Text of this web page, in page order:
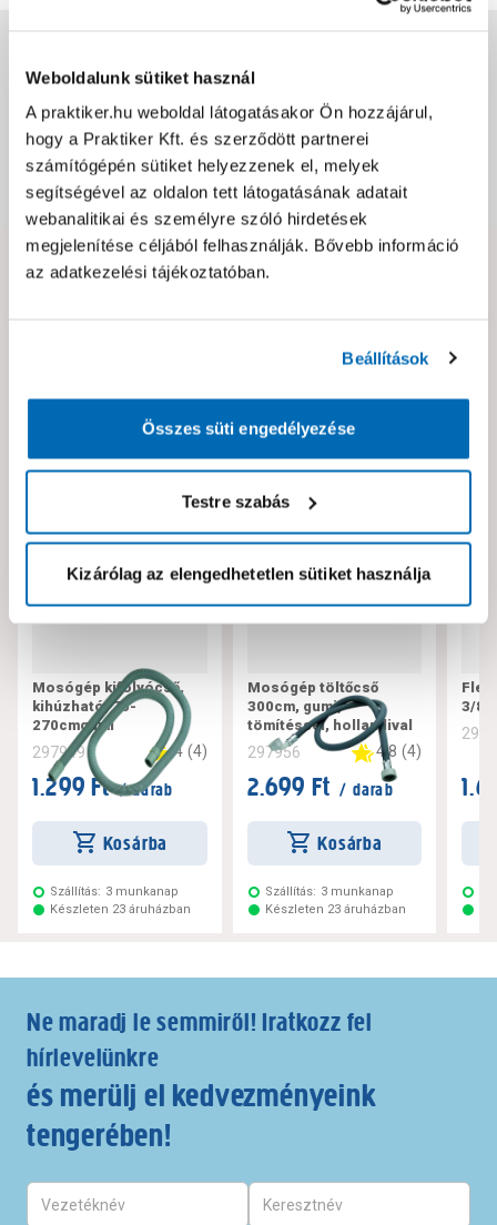
Weboldalunk sütiket használ
A praktiker.hu weboldal látogatásakor Ön hozzájárul,
hogy a Praktiker Kft. és szerződött partnerei
számítógépén sütiket helyezzenek el, melyek
segítségével az oldalon tett látogatásának adatait
webanalitikai és személyre szóló hirdetések
megjelenítése céljából felhasználják. Bővebb információ
az adatkezelési tájékoztatóban.
Beállítások
Összes süti engedélyezése
Testre szabás
Kizárólag az elengedhetetlen sütiket használja
Csomagolási és súly információk
Dokumentumok, felelős személy
Hibát találtál az oldalon vagy a termék leírásában?
Neked ajánljuk!
Mosógép kifolyócső,
kihúzható, 70-
270cmgumi
297949 4 (4)
1.299 Ft / darab
Kosárba
Szállítás: 3 munkanap
Készleten 23 áruházban
Mosógép töltőcső
300cm, gumi,
tömítéssel, hollandival
297956 4.8 (4)
2.699 Ft / darab
Kosárba
Szállítás: 3 munkanap
Készleten 23 áruházban
3/8"
Ne maradj le semmiről! Iratkozz fel
hírlevelünkre
és merülj el kedvezményeink
tengerében!